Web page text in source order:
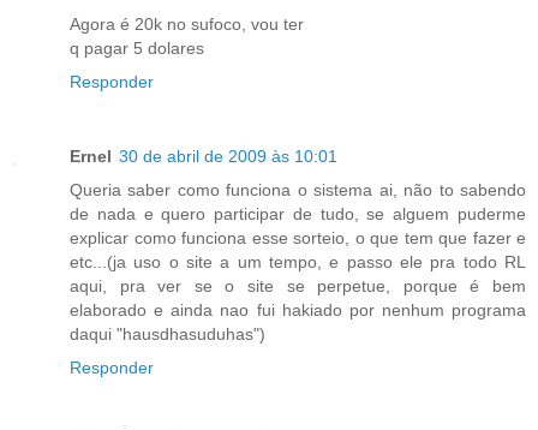
Agora é 20k no sufoco, vou ter
q pagar 5 dolares
Responder
Ernel 30 de abril de 2009 às 10:01
Queria saber como funciona o sistema ai, não to sabendo
de nada e quero participar de tudo, se alguem puderme
explicar como funciona esse sorteio, o que tem que fazer e
etc...(ja uso o site a um tempo, e passo ele pra todo RL
aqui, pra ver se o site se perpetue, porque é bem
elaborado e ainda nao fui hakiado por nenhum programa
daqui "hausdhasuduhas")
Responder